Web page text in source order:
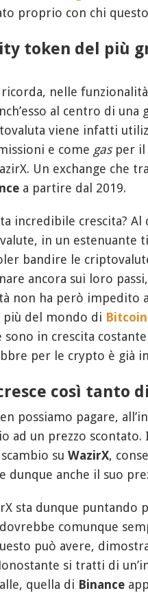
proprio con chi
token del più
nelle
al centro di una
viene infatti
e come gasper il
Un exchange che
a partire dal 2019.
incredibile crescita?
in un estenuante
bandire le
ancora sui loro passi,
non ha però impedito
più del mondo di Bitcoin
sono in crescita
per le crypto è già
così tanto
possiamo pagare,
ad un prezzo scontato.
su WazirX,
dunque anche il suo
sta dunque puntando
dovrebbe comunque
può avere,
si tratti di
quella di Binance